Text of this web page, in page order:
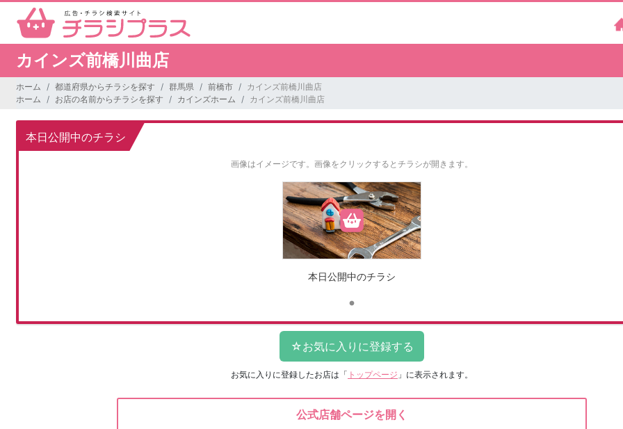
カインズ前橋川曲店
ホーム 都道府県からチラシを探す 群馬県 前橋市
カインズ前橋川曲店
ホーム
お店の名前からチラシを探す カインズホーム カインズ前橋川曲店
本日公開中のチラシ
画像はイメージです。 画像をクリックするとチラシが開きます。
本日公開中のチラシ
お気に入りに登録したお店は 「 トップページ 」に表示されます。
公式店舗ページを開く